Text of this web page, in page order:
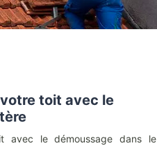
toit avec le
avec le démoussage dans le